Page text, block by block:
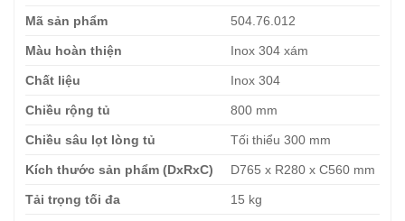
Mã sản phẩm 504.76.012
Màu hoàn thiện Inox 304 xám
Chất liệu Inox 304
Chiều rộng tủ 800 mm
Chiều sâu lọt lòng tủ Tối thiểu 300 mm
Kích thước sản phẩm (DxRxC) D765 x R280 x C560 mm
Tải trọng tối đa 15 kg